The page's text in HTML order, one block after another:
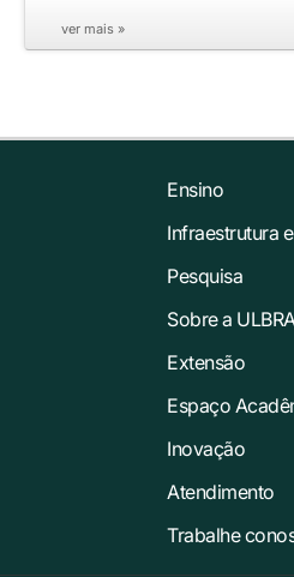
ver mais »
Ensino
Infraestrutura
Pesquisa
Sobre a ULBRA
Extensão
Espaço
Inovação
Atendimento
Trabalhe